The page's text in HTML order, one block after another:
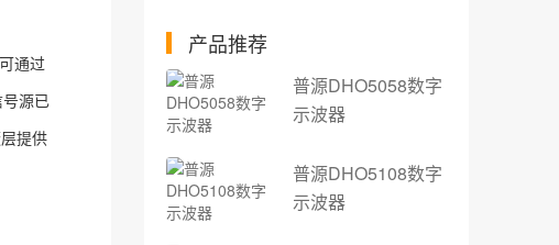
通过
源已
提供
产品推荐
普源DHO5058数字
示波器
普源DHO5108数字
示波器